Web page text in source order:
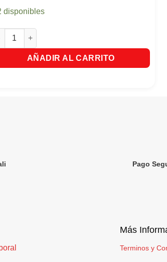
disponibles
Doña Gallina x 24 cubitos cantidad
AÑADIR AL CARRITO
Pago
Más
Terminos y